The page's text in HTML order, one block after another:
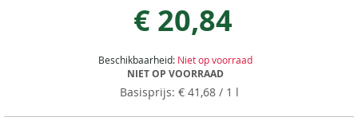
€ 20,84
€ 41,68/ 1 l
Beschikbaarheid: Niet op voorraad
NIET OP VOORRAAD